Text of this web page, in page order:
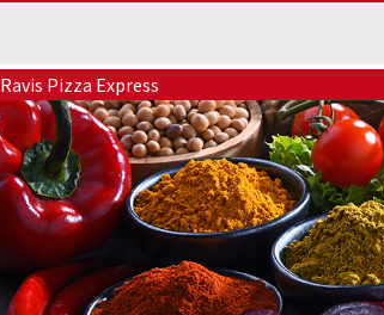
Ravis Pizza Express